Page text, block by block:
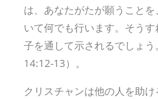
は、あなたがたが願うこと
いて何でも行います。そう
子を通して示されるでしょう
14:12-13）。
クリスチャンは他の人を助